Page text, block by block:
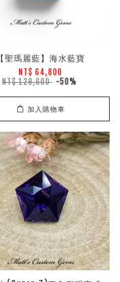
【聖瑪麗藍】海水藍寶
NT$ 64,800
NT$ 129,600 -50%
加入購物車